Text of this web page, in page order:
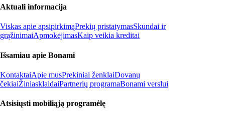
Aktuali informacija
Viskas apie apsipirkimąPrekių pristatymasSkundai ir
grąžinimaiApmokėjimasKaip veikia kreditai
Išsamiau apie Bonami
KontaktaiApie musPrekiniai ženklaiDovanų
čekiaiŽiniasklaidaiPartnerių programaBonami verslui
Atsisiųsti mobiliąją programėlę